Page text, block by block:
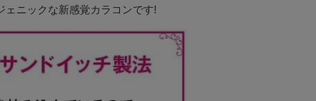
ニックな新感覚カラコンです!